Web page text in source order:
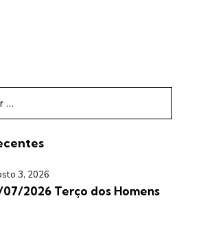
3, 2026
07/2026 Terço dos Homens